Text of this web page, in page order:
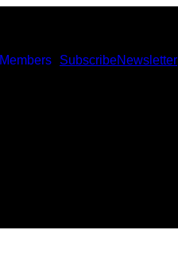
Members SubscribeNewsletter